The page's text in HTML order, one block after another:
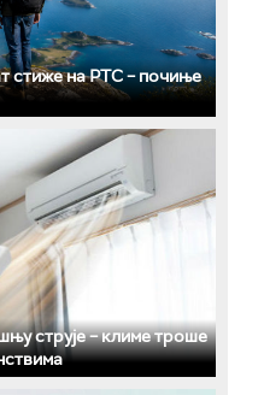
стиже на РТС – почиње
струје – климе троше